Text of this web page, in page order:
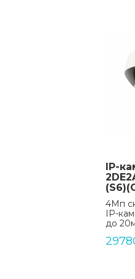
IP-
4Мп
IP-
до